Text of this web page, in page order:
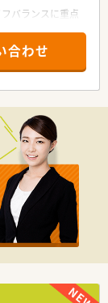
バランスに重点
きる環境は整っ
おります。
合わせ